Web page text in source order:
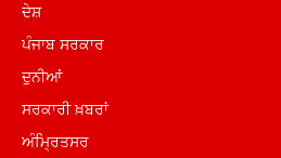
ਦੇਸ਼
ਪੰਜਾਬ ਸਰਕਾਰ
ਦੁਨੀਆਂ
ਸਰਕਾਰੀ ਖ਼ਬਰਾਂ
ਅੰਮ੍ਰਿਤਸਰ